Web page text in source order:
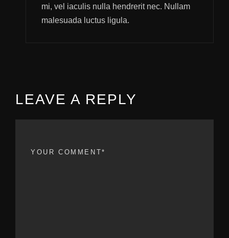
mi, vel iaculis nulla hendrerit nec. Nullam
malesuada luctus ligula.
LEAVE A REPLY